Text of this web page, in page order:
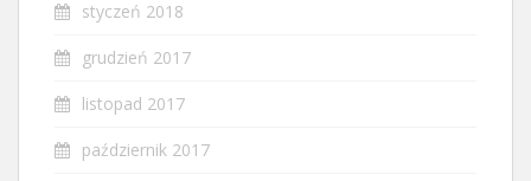
styczeń 2018
grudzień 2017
listopad 2017
październik 2017